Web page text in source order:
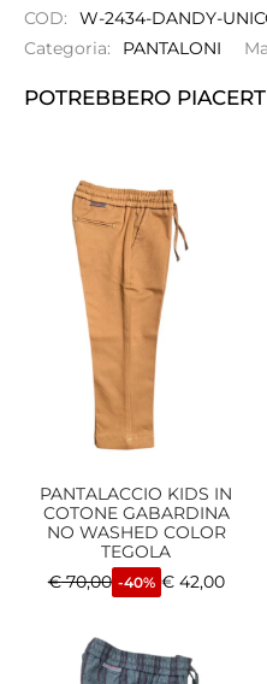
COD:
W-2434-DANDY-
Categoria:
PANTALONI
POTREBBERO
PANTALACCIO KIDS IN
COTONE GABARDINA
NO WASHED COLOR
TEGOLA
€70,00 -40% €42,00